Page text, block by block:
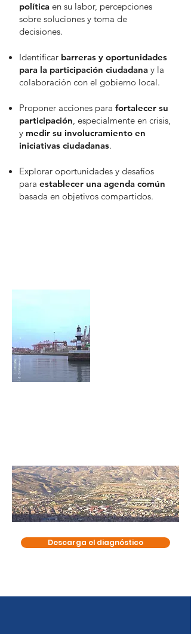
política en su labor, percepciones
sobre soluciones y toma de
decisiones.
Identificar barreras y oportunidades
para la participación ciudadana y la
colaboración con el gobierno local.
Proponer acciones para fortalecer su
participación, especialmente en crisis,
y medir su involucramiento en
iniciativas ciudadanas.
Explorar oportunidades y desafíos
para establecer una agenda común
basada en objetivos compartidos.
Descarga el diagnóstico